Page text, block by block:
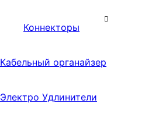
Коннекторы
Кабельный органайзер
Электро Удлинители